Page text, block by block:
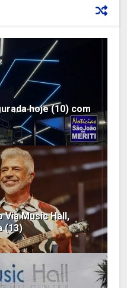
hoje (10) com
Via Music Hall,
(13)